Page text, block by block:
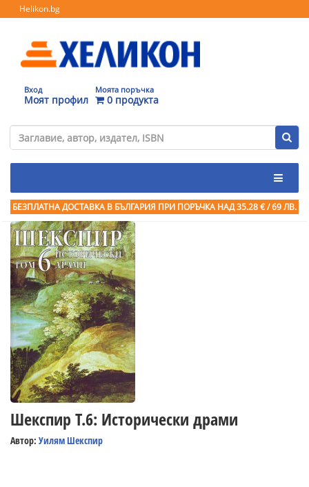
Helikon.bg
Вход
Моят профил
Моята поръчка
0 продукта
БЕЗПЛАТНА ДОСТАВКА В БЪЛГАРИЯ ПРИ ПОРЪЧКА НАД 35.28 € / 69 ЛВ.
Шекспир Т.6: Исторически драми
Автор: Уилям Шекспир